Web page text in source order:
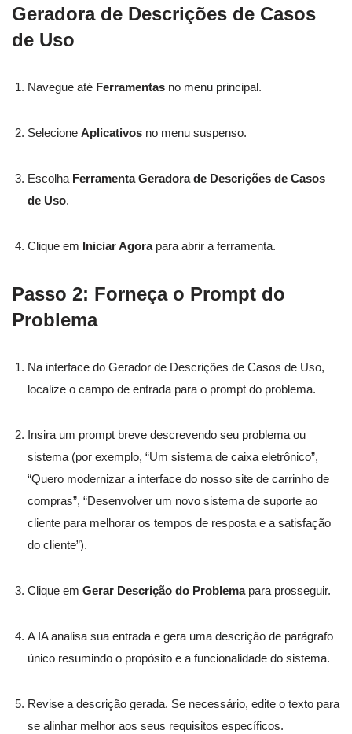
Geradora de Descrições de Casos
de Uso
Navegue até Ferramentas no menu principal.
Selecione Aplicativos no menu suspenso.
Escolha Ferramenta Geradora de Descrições de Casos
de Uso.
Clique em Iniciar Agorapara abrir a ferramenta.
Passo 2: Forneça o Prompt do
Problema
Na interface do Gerador de Descrições de Casos de Uso,
localize o campo de entrada para o prompt do problema.
Insira um prompt breve descrevendo seu problema ou
sistema (por exemplo, “Um sistema de caixa eletrônico”,
“Quero modernizar a interface do nosso site de carrinho de
compras”, “Desenvolver um novo sistema de suporte ao
cliente para melhorar os tempos de resposta e a satisfação
do cliente”).
Clique em Gerar Descrição do Problemapara prosseguir.
A IA analisa sua entrada e gera uma descrição de parágrafo
único resumindo o propósito e a funcionalidade do sistema.
Revise a descrição gerada. Se necessário, edite o texto para
se alinhar melhor aos seus requisitos específicos.